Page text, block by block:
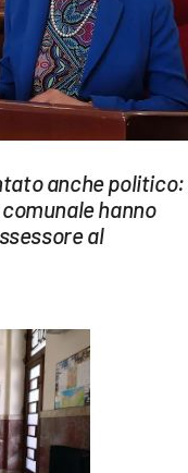
anche politico:
hanno
al